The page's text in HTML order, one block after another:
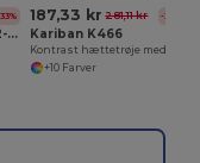
Fruit of the Loom 62-118-0
187,33 kr 281,11 kr -33%
Kariban K466
+10 Farver